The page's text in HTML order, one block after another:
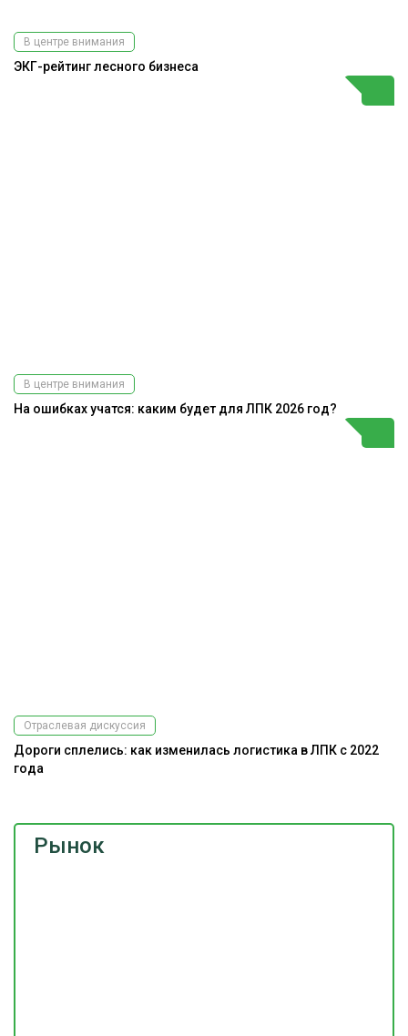
Рынок
В центре внимания
ЭКГ-рейтинг лесного бизнеса
В центре внимания
На ошибках учатся: каким будет для ЛПК 2026 год?
Отраслевая дискуссия
Дороги сплелись: как изменилась логистика в ЛПК с 2022
года